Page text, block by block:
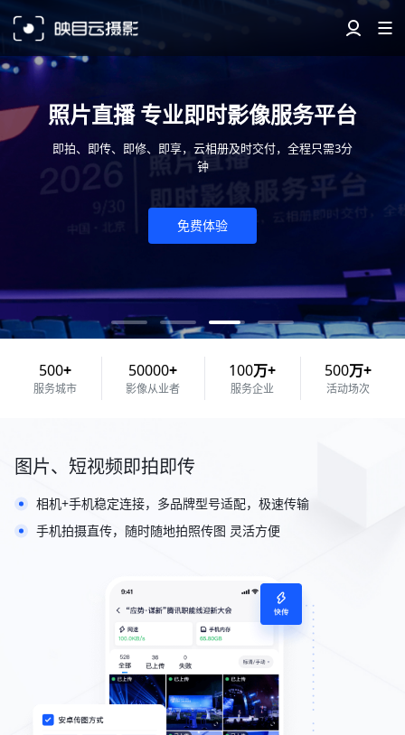
像服务平台
交付，全程只需3分
会拍 会议活动
提供摄影摄像、导播、剪辑修图等
500+
服务城市
50000+
影像从业者
100万+
服务企业
500万+
活动场次
图片、短视频即拍即传
相机+手机稳定连接，多品牌型号适配，极速传输
手机拍摄直传，随时随地拍照传图 灵活方便